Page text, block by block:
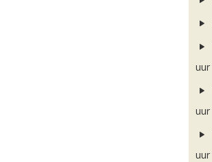
uur
uur
uur